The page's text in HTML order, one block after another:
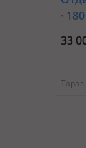
·
33
Тараз